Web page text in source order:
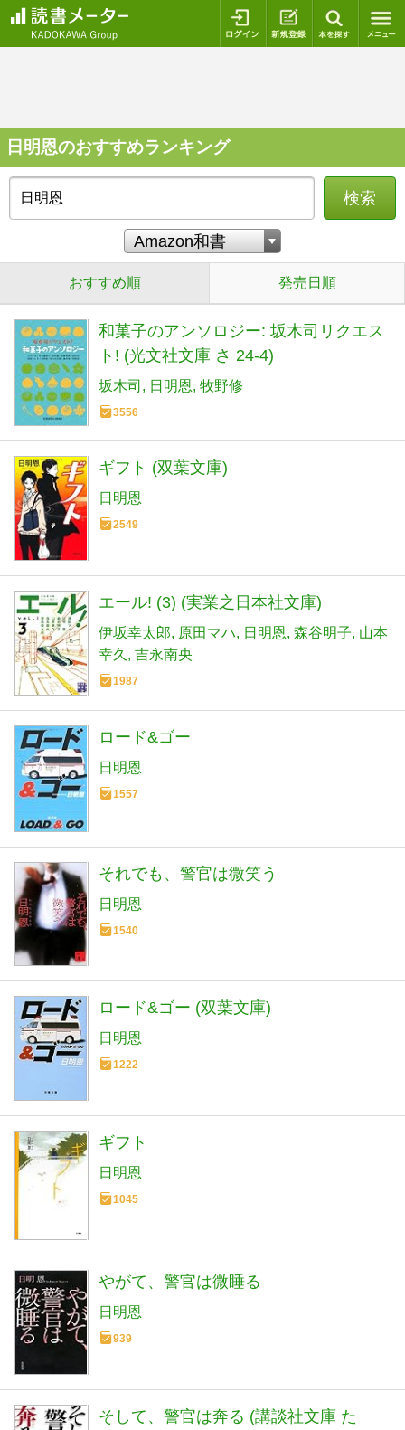
ログイン 新規登録
日明恩のおすすめランキング
検索
おすすめ順 発売日順
和菓子のアンソロジー: 坂木司リクエス
ト! (光文社文庫 さ 24-4)
坂木司 日明恩 牧野修
3556
ギフト (双葉文庫)
日明恩
2549
エール! (3) (実業之日本社文庫)
伊坂幸太郎 原田マハ 日明恩 森谷明子 山本
幸久
吉永南央
1987
ロード&ゴー
日明恩
1557
それでも、警官は微笑う
日明恩
1540
ロード&ゴー (双葉文庫)
日明恩
1222
ギフト
日明恩
1045
やがて、警官は微睡る
日明恩
939
そして、警官は奔る (講談社文庫 た